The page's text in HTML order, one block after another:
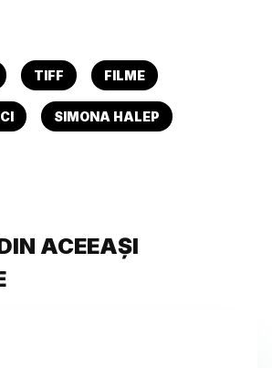
TIFF FILME
SIMONA HALEP
ACEEAȘI